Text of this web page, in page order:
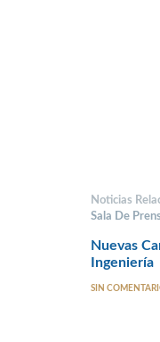
Noticias
Sala De
Nuevas
Ingeniería
SIN